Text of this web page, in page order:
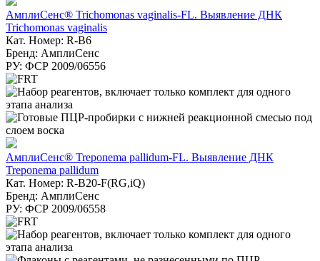
АмплиСенс® Trichomonas vaginalis-FL. Выявление ДНК
Trichomonas vaginalis
Кат. Номер: R-B6
Бренд: АмплиСенс
РУ: ФСР 2009/06556
АмплиСенс® Treponema pallidum-FL. Выявление ДНК
Treponema pallidum
Кат. Номер: R-B20-F(RG,iQ)
Бренд: АмплиСенс
РУ: ФСР 2009/06558